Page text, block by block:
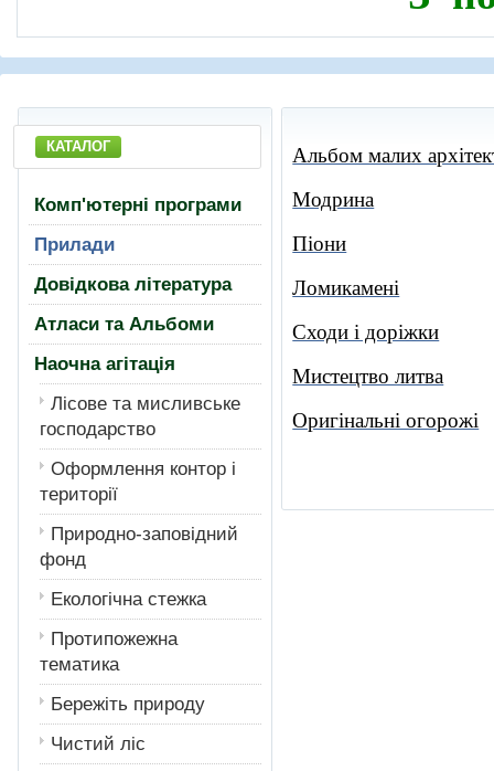
Альбом малих
Модрина
Піони
Ломикамені
Сходи і доріжки
Мистецтво литва
Оригінальні огорожі
КАТАЛОГ
Комп'ютерні програми
Прилади
Довідкова література
Атласи та Альбоми
Наочна агітація
Лiсове та мисливське
господарство
Оформлення контор і
території
Природно-заповідний
фонд
Екологiчна стежка
Протипожежна
тематика
Бережiть природу
Чистий лiс